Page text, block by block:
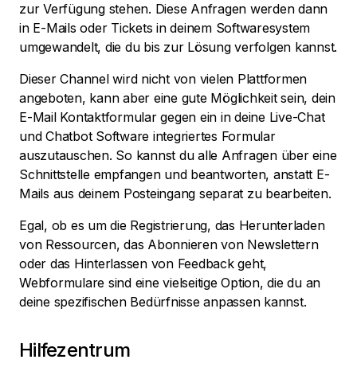
zur Verfügung stehen. Diese Anfragen werden dann
in E-Mails oder Tickets in deinem Softwaresystem
umgewandelt, die du bis zur Lösung verfolgen kannst.
Dieser Channel wird nicht von vielen Plattformen
angeboten, kann aber eine gute Möglichkeit sein, dein
E-Mail Kontaktformular gegen ein in deine Live-Chat
und Chatbot Software integriertes Formular
auszutauschen. So kannst du alle Anfragen über eine
Schnittstelle empfangen und beantworten, anstatt E-
Mails aus deinem Posteingang separat zu bearbeiten.
Egal, ob es um die Registrierung, das Herunterladen
von Ressourcen, das Abonnieren von Newslettern
oder das Hinterlassen von Feedback geht,
Webformulare sind eine vielseitige Option, die du an
deine spezifischen Bedürfnisse anpassen kannst.
Hilfezentrum